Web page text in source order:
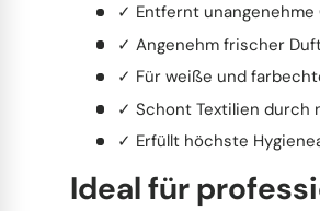
✓ Entfernt unangenehme
✓ Angenehm frischer
✓ Für weiße und
✓ Schont Textilien durch
✓ Erfüllt höchste
Ideal für